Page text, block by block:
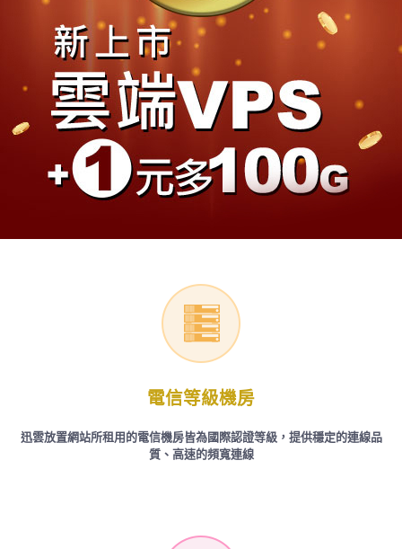
電信等級機房
迅雲放置網站所租用的電信機房皆為國際認證等級，提供穩定的連線品
質、高速的頻寬連線